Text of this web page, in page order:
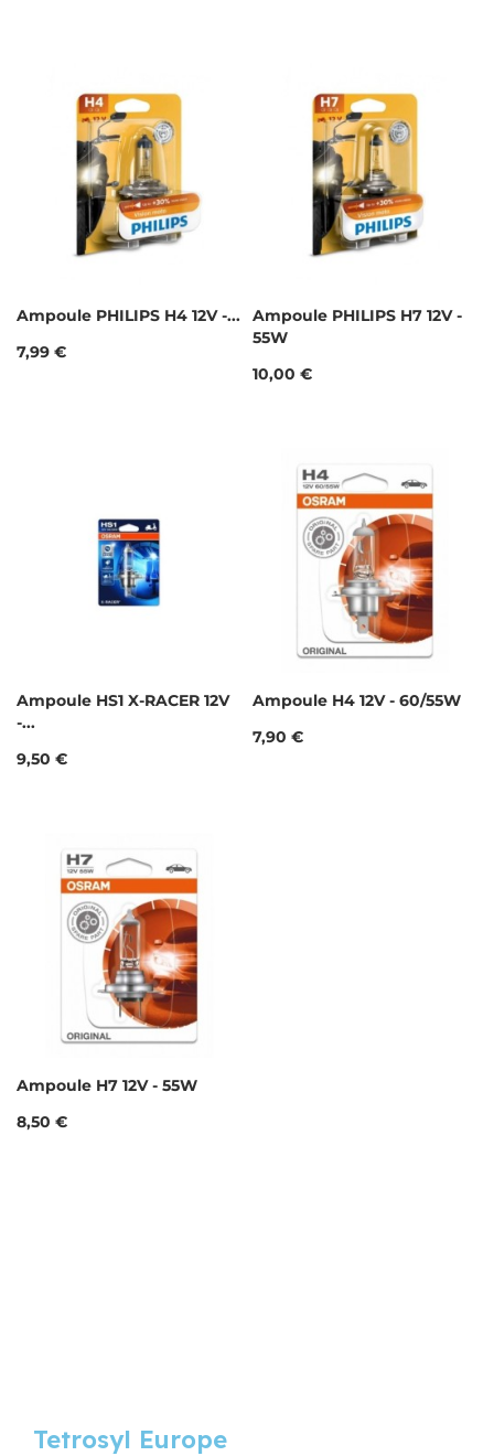
Ampoule PHILIPS H4 12V -...
Prix
7,99 €
Ampoule PHILIPS H7 12V -
55W
Prix
10,00 €
Ampoule HS1 X-RACER 12V
-...
Prix
9,50 €
Ampoule H4 12V - 60/55W
Prix
7,90 €
Ampoule H7 12V - 55W
Prix
8,50 €
Tetrosyl Europe